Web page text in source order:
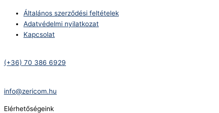
Általános szerződési feltételek
Adatvédelmi nyilatkozat
Kapcsolat
(+36) 70 386 6929
info@zericom.hu
Elérhetőségeink